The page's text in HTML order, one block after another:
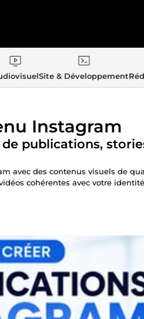
Site & Développement
Instagram
publications,
avec des contenus visuels de
cohérentes avec votre